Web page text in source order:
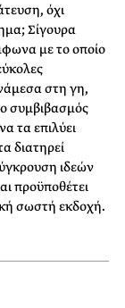
όχι
Σίγουρα
με το οποίο
στη γη,
συμβιβασμός
τα επιλύει
διατηρεί
ιδεών
προϋποθέτει
σωστή εκδοχή.